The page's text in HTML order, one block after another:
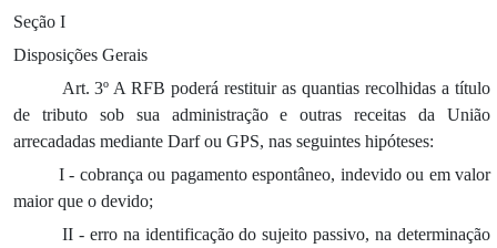
Seção I
Disposições Gerais
Art. 3º A RFB poderá restituir as quantias recolhidas a título
de tributo sob sua administração e outras receitas da União
arrecadadas mediante Darf ou GPS, nas seguintes hipóteses:
I - cobrança ou pagamento espontâneo, indevido ou em valor
maior que o devido;
II - erro na identificação do sujeito passivo, na determinação